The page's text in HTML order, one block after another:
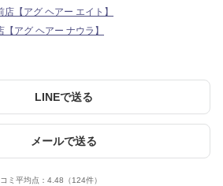
【アグ ヘアー エイト】
アグ ヘアー ナウラ】
LINEで送る
メールで送る
ミ平均点： 4.48 （124件）